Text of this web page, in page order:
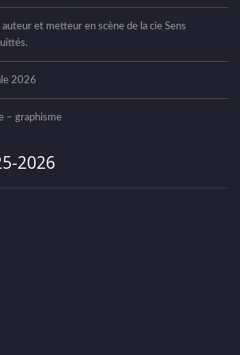
et metteur en scène de la cie Sens
2026
– graphisme
2026